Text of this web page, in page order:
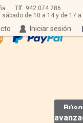
Tlf: 942 074 286
sábado de 10 a 14 y de 17 a
Iniciar sesión